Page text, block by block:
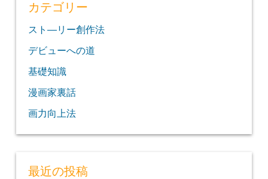
カテゴリー
スト―リー創作法
デビューへの道
基礎知識
漫画家裏話
画力向上法
最近の投稿